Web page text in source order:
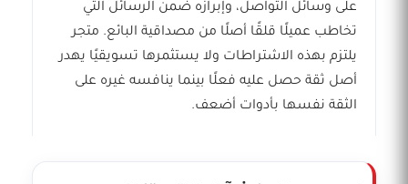
على وسائل التواصل، وإبرازه ضمن الرسائل التي
تخاطب عميلًا قلقًا أصلًا من مصداقية البائع. متجر
يلتزم بهذه الاشتراطات ولا يستثمرها تسويقيًا يهدر
أصل ثقة حصل عليه فعلًا بينما ينافسه غيره على
الثقة نفسها بأدوات أضعف.